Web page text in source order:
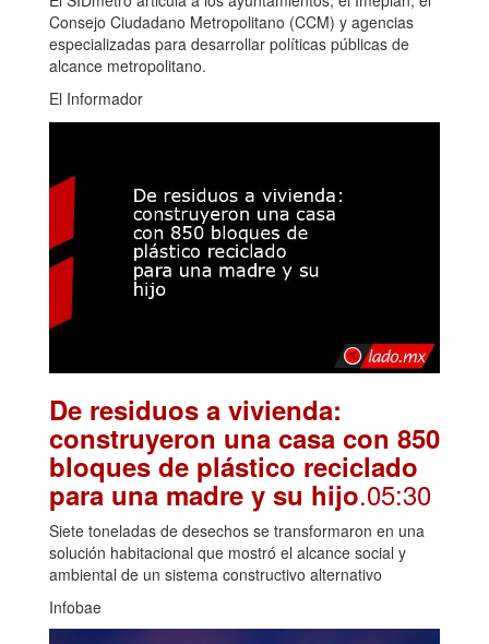
Consejo Ciudadano Metropolitano (CCM) y agencias
especializadas para desarrollar políticas públicas de
alcance metropolitano.
El Informador
De residuos a vivienda:
construyeron una casa con 850
bloques de plástico reciclado
para una madre y su hijo.05:30
Siete toneladas de desechos se transformaron en una
solución habitacional que mostró el alcance social y
ambiental de un sistema constructivo alternativo
Infobae